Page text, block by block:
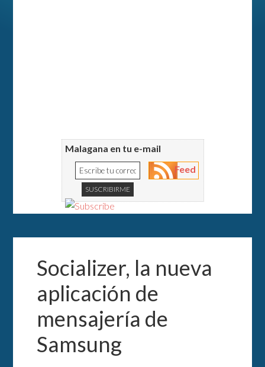
Malagana en tu e-mail
Feed
Socializer, la nueva
aplicación de
mensajería de
Samsung